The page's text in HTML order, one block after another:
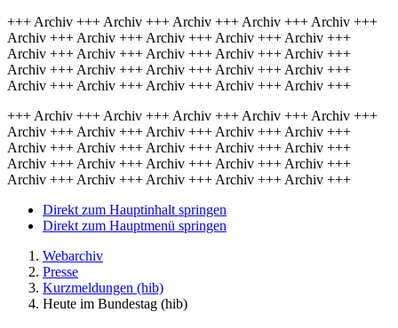
+++ Archiv +++ Archiv +++ Archiv +++ Archiv +++ Archiv +++
Archiv +++ Archiv +++ Archiv +++ Archiv +++ Archiv +++
Archiv +++ Archiv +++ Archiv +++ Archiv +++ Archiv +++
Archiv +++ Archiv +++ Archiv +++ Archiv +++ Archiv +++
Archiv +++ Archiv +++ Archiv +++ Archiv +++ Archiv +++
+++ Archiv +++ Archiv +++ Archiv +++ Archiv +++ Archiv +++
Archiv +++ Archiv +++ Archiv +++ Archiv +++ Archiv +++
Archiv +++ Archiv +++ Archiv +++ Archiv +++ Archiv +++
Archiv +++ Archiv +++ Archiv +++ Archiv +++ Archiv +++
Archiv +++ Archiv +++ Archiv +++ Archiv +++ Archiv +++
Direkt zum Hauptinhalt springen
Direkt zum Hauptmenü springen
Webarchiv
Presse
Kurzmeldungen (hib)
Heute im Bundestag (hib)